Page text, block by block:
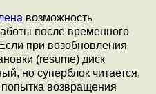
возможность
после временного
при возобновления
(resume) диск
но суперблок читается,
возвращения